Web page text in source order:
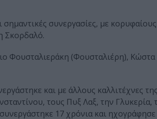
συνεργασίες, με κορυφαίους
Σκορδαλό.
Φουσταλιεράκη (Φουσταλιέρη),
και με άλλους καλλιτέχνες της
τους Πυξ Λαξ, την Γλυκερία,
17 χρόνια και ηχογράφησε